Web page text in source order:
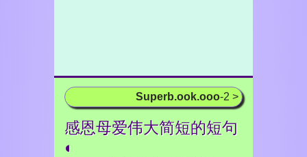
Superb.ook.ooo-2 >
感恩母爱伟大简短的短句
◐